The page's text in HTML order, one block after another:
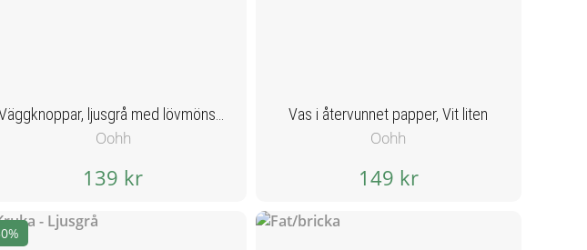
Oohh
139 kr
Vas i återvunnet papper, Vit liten
Oohh
149 kr